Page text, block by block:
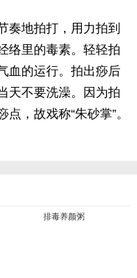
奏地拍打，用力拍到
络里的毒素。轻轻拍
血的运行。拍出痧后
天不要洗澡。因为拍
，故戏称“朱砂掌”。